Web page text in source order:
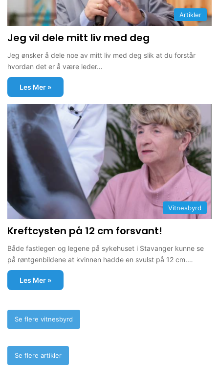
Artikler
Jeg vil dele mitt liv med deg
Jeg ønsker å dele noe av mitt liv med deg slik at du forstår
hvordan det er å være leder…
Les Mer »
Vitnesbyrd
Kreftcysten på 12 cm forsvant!
Både fastlegen og legene på sykehuset i Stavanger kunne se
på røntgenbildene at kvinnen hadde en svulst på 12 cm.…
Les Mer »
Se flere vitnesbyrd
Se flere artikler